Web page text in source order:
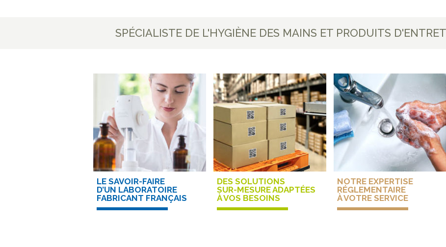
SPÉCIALISTE DE L'HYGIÈNE DES MAINS ET PRODUITS
LE SAVOIR-FAIRE
D’UN LABORATOIRE
FABRICANT FRANÇAIS
DES SOLUTIONS
SUR-MESURE ADAPTÉES
À VOS BESOINS
NOTRE EXPERTISE
RÉGLEMENTAIRE
À VOTRE SERVICE